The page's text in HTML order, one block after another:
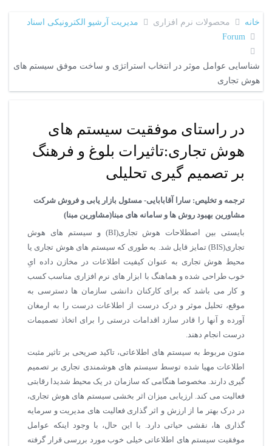
خانه محصولات نرم افزاری
مدیریت آرشیو الکترونیکی اسناد
Forum
شناسایی عوامل موثر در انتخاب استراتژی و ساخت موفق سیستم های
هوش تجاری
در راستای موفقیت سیستم های
هوش تجاری:تاثیرات بلوغ و فرهنگ
بر تصمیم گیری تحلیلی
ترجمه و تخلیص: سارا آقابابایی- مسئول بازار یابی و فروش شرکت
مشاورین بهبود روش ها و سامانه های مبنا(مشاورین مبنا)
بایستی بین اصطلاحات هوش تجاری(BI) و سیستم های هوش
تجاری(BIS) تمایز قایل شد. به طوری که سیستم های هوش تجاری یا
محیط هوش تجاری به عنوان کیفیت اطلاعات در مخازن داده ایِ
خوب طراحی شده و هماهنگ با ابزار های نرم افزاری مناسب کسب
و کار می باشد که برای کارکنان دانشی سازمان ها دسترسی به
موقع، تحلیل موثر و درک درست از اطلاعات درست را به ارمغان
آورده و آنها را قادر سازد اقدامات درستی را برای اتخاذ تصمیمات
درست انجام دهند.
متون مربوط به سیستم های اطلاعاتی، تاکید صریحی بر تاثیر مثبت
اطلاعات مهیا شده توسط سیستم های هوشمندی تجاری بر تصمیم
گیری دارند. مخصوصا هنگامی که سازمان در یک محیط شدیدا رقابتی
فعالیت می کند. ارزیابی میزان اثر بخشی سیستم های هوش تجاری،
در درک بهتر ما از ارزش و اثر گذاری فعالیت های مدیریت و سرمایه
گذاری ها، نقشی حیاتی دارد. با این حال، با وجود اینکه عوامل
موفقیت سیستم های اطلاعاتی خیلی خوب مورد بررسی قرار گرفته